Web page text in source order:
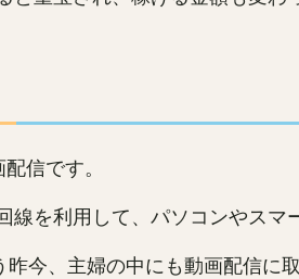
信です。
を利用して、パソコンやスマ
今、主婦の中にも動画配信に